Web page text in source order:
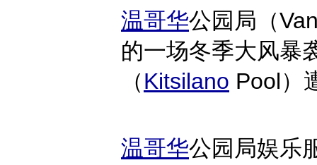
温哥华公园局（
的一场冬季大风暴
（Kitsilano Pool）
温哥华公园局娱乐